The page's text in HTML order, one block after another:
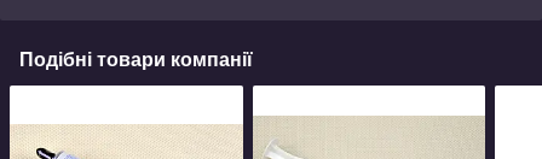
Подібні товари компанії